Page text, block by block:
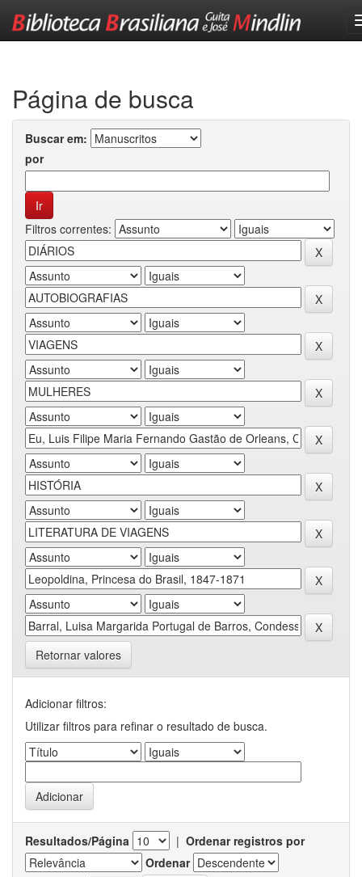
Página de busca
Buscar em:
por
Filtros correntes:
Retornar valores
Adicionar filtros:
Utilizar filtros para refinar o resultado de busca.
Resultados/Página | Ordenar registros por
Ordenar